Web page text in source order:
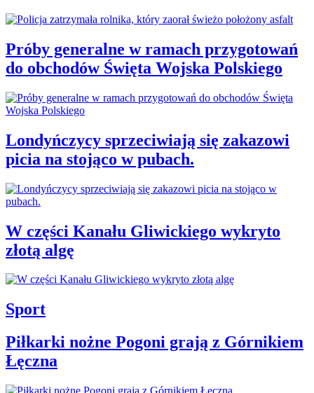
Próby generalne w ramach przygotowań
do obchodów Święta Wojska Polskiego
Londyńczycy sprzeciwiają się zakazowi
picia na stojąco w pubach.
W części Kanału Gliwickiego wykryto
złotą algę
Sport
Piłkarki nożne Pogoni grają z Górnikiem
Łęczna